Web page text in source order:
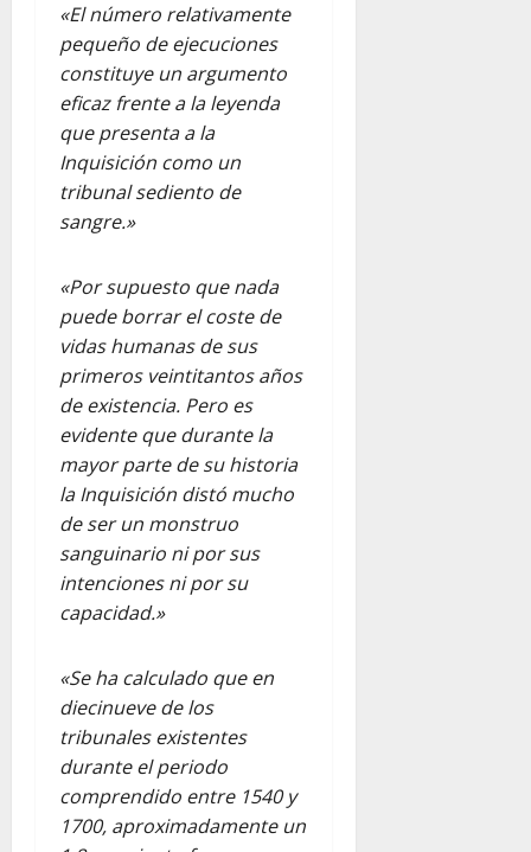
«El número relativamente
pequeño de ejecuciones
constituye un argumento
eficaz frente a la leyenda
que presenta a la
Inquisición como un
tribunal sediento de
sangre.»
«Por supuesto que nada
puede borrar el coste de
vidas humanas de sus
primeros veintitantos años
de existencia. Pero es
evidente que durante la
mayor parte de su historia
la Inquisición distó mucho
de ser un monstruo
sanguinario ni por sus
intenciones ni por su
capacidad.»
«Se ha calculado que en
diecinueve de los
tribunales existentes
durante el periodo
comprendido entre 1540 y
1700, aproximadamente un